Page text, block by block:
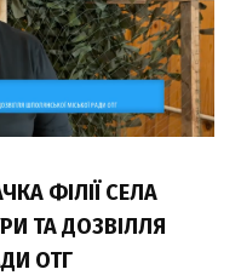
ФІЛІЇ СЕЛА
ТА ДОЗВІЛЛЯ
ОТГ